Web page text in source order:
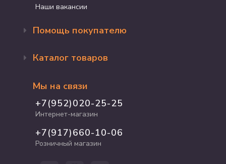
Наши вакансии
Помощь покупателю
Доставка и оплата
Программа лояльности
График работы
Полезные статьи
Каталог товаров
Акции
Для кошек
Для собак
Для грызунов
Для рыб и рептилий
Мы на связи
+7(952)020-25-25
Интернет-магазин
+7(917)660-10-06
Розничный магазин